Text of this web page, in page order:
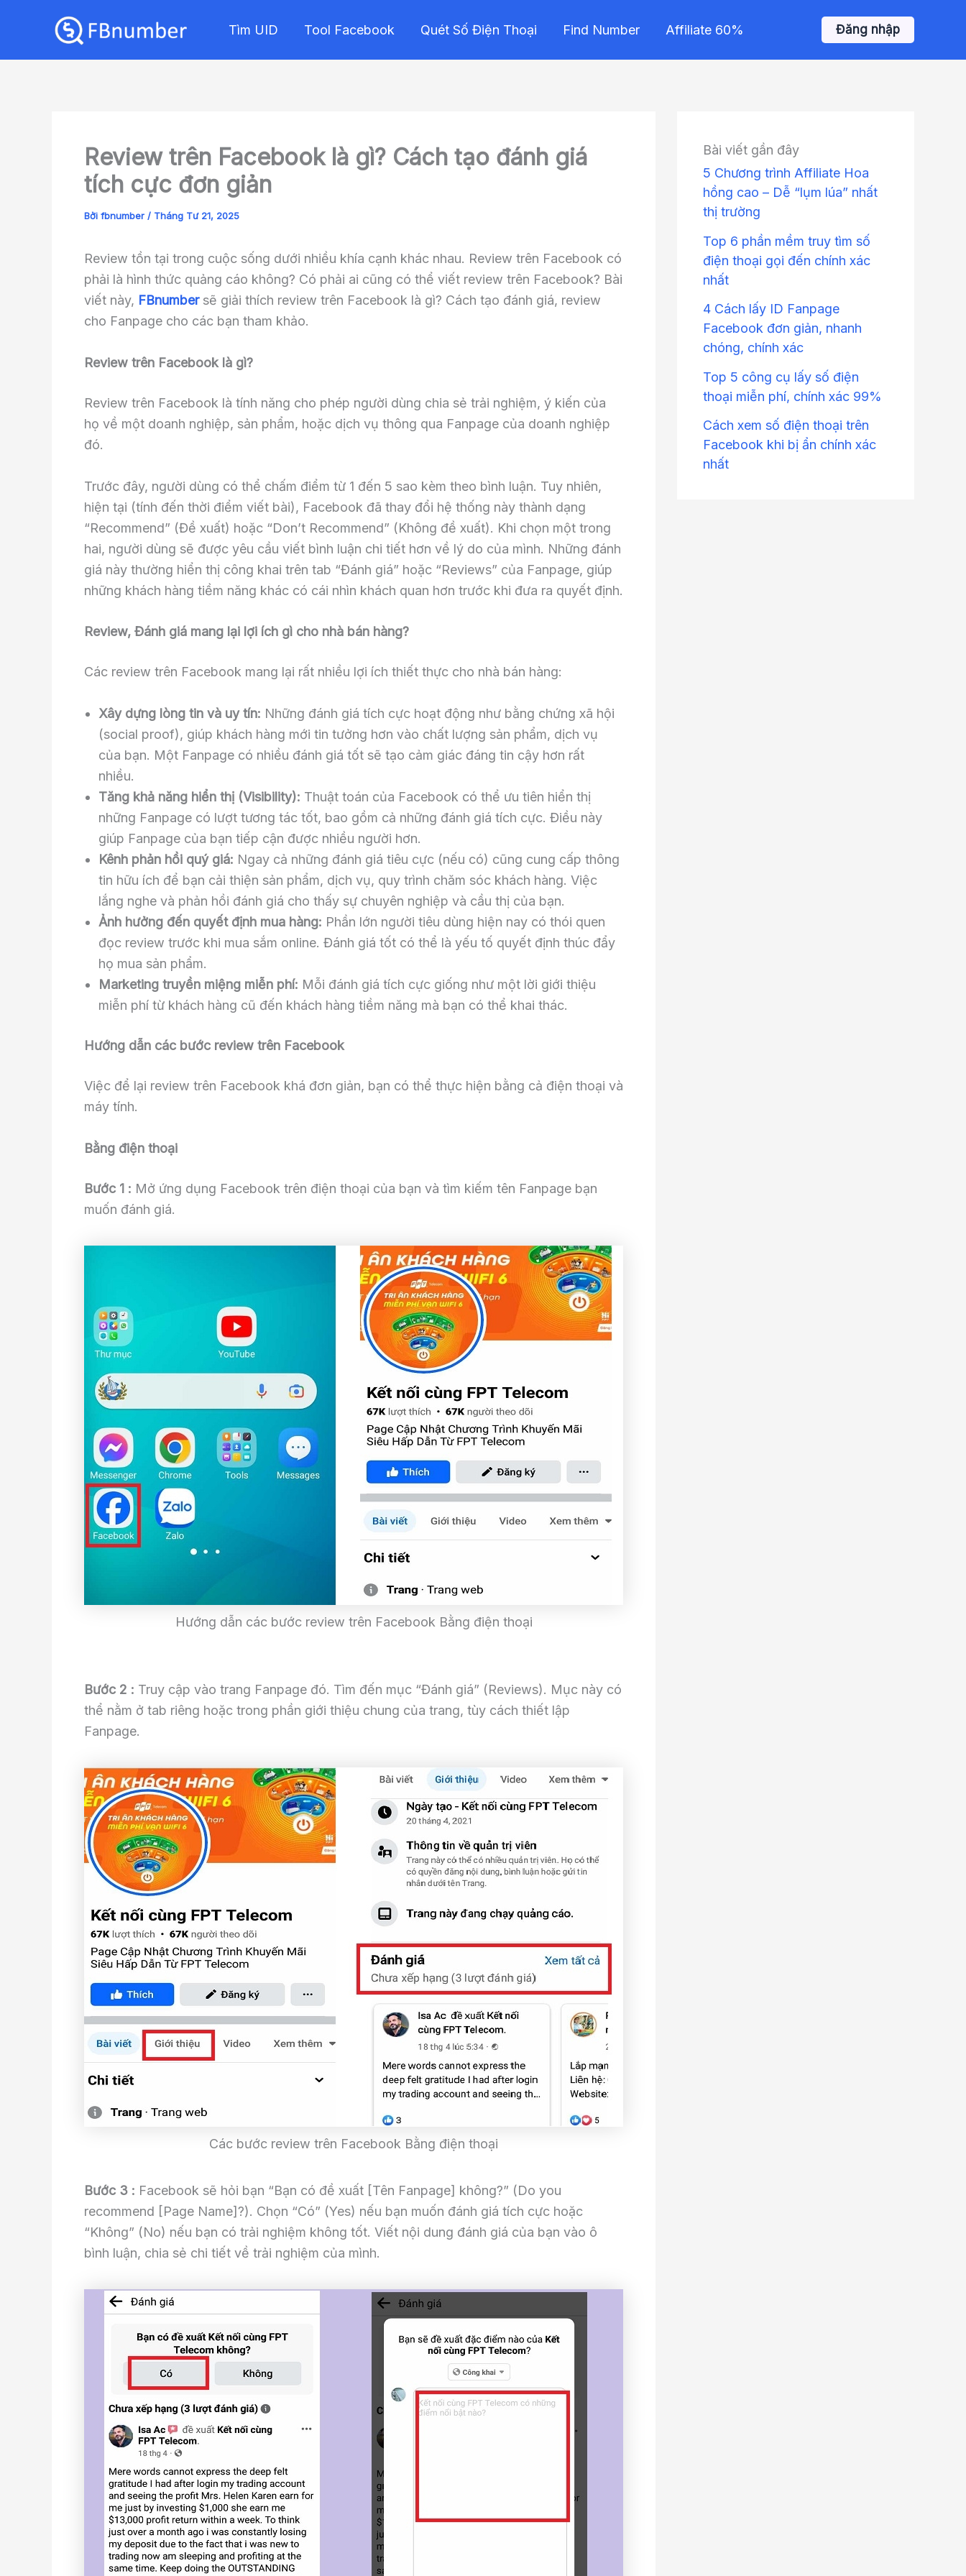
Tìm UID Tool Facebook Quét Số Điện Thoại Find Number Affiliate 60% Đăng nhập
Review trên Facebook là gì? Cách tạo đánh giá
tích cực đơn giản
Bởi fbnumber / Tháng Tư 21, 2025
Review tồn tại trong cuộc sống dưới nhiều khía cạnh khác nhau. Review trên Facebook có
phải là hình thức quảng cáo không? Có phải ai cũng có thể viết review trên Facebook? Bài
viết này, FBnumber sẽ giải thích review trên Facebook là gì? Cách tạo đánh giá, review
cho Fanpage cho các bạn tham khảo.
Review trên Facebook là gì?
Review trên Facebook là tính năng cho phép người dùng chia sẻ trải nghiệm, ý kiến của
họ về một doanh nghiệp, sản phẩm, hoặc dịch vụ thông qua Fanpage của doanh nghiệp
đó.
Trước đây, người dùng có thể chấm điểm từ 1 đến 5 sao kèm theo bình luận. Tuy nhiên,
hiện tại (tính đến thời điểm viết bài), Facebook đã thay đổi hệ thống này thành dạng
“Recommend” (Đề xuất) hoặc “Don’t Recommend” (Không đề xuất). Khi chọn một trong
hai, người dùng sẽ được yêu cầu viết bình luận chi tiết hơn về lý do của mình. Những đánh
giá này thường hiển thị công khai trên tab “Đánh giá” hoặc “Reviews” của Fanpage, giúp
những khách hàng tiềm năng khác có cái nhìn khách quan hơn trước khi đưa ra quyết định.
Review, Đánh giá mang lại lợi ích gì cho nhà bán hàng?
Các review trên Facebook mang lại rất nhiều lợi ích thiết thực cho nhà bán hàng:
Xây dựng lòng tin và uy tín: Những đánh giá tích cực hoạt động như bằng chứng xã hội
(social proof), giúp khách hàng mới tin tưởng hơn vào chất lượng sản phẩm, dịch vụ
của bạn. Một Fanpage có nhiều đánh giá tốt sẽ tạo cảm giác đáng tin cậy hơn rất
nhiều.
Tăng khả năng hiển thị (Visibility): Thuật toán của Facebook có thể ưu tiên hiển thị
những Fanpage có lượt tương tác tốt, bao gồm cả những đánh giá tích cực. Điều này
giúp Fanpage của bạn tiếp cận được nhiều người hơn.
Kênh phản hồi quý giá: Ngay cả những đánh giá tiêu cực (nếu có) cũng cung cấp thông
tin hữu ích để bạn cải thiện sản phẩm, dịch vụ, quy trình chăm sóc khách hàng. Việc
lắng nghe và phản hồi đánh giá cho thấy sự chuyên nghiệp và cầu thị của bạn.
Ảnh hưởng đến quyết định mua hàng: Phần lớn người tiêu dùng hiện nay có thói quen
đọc review trước khi mua sắm online. Đánh giá tốt có thể là yếu tố quyết định thúc đẩy
họ mua sản phẩm.
Marketing truyền miệng miễn phí: Mỗi đánh giá tích cực giống như một lời giới thiệu
miễn phí từ khách hàng cũ đến khách hàng tiềm năng mà bạn có thể khai thác.
Hướng dẫn các bước review trên Facebook
Việc để lại review trên Facebook khá đơn giản, bạn có thể thực hiện bằng cả điện thoại và
máy tính.
Bằng điện thoại
Bước 1 : Mở ứng dụng Facebook trên điện thoại của bạn và tìm kiếm tên Fanpage bạn
muốn đánh giá.
Hướng dẫn các bước review trên Facebook Bằng điện thoại
Bước 2 : Truy cập vào trang Fanpage đó. Tìm đến mục “Đánh giá” (Reviews). Mục này có
thể nằm ở tab riêng hoặc trong phần giới thiệu chung của trang, tùy cách thiết lập
Fanpage.
Các bước review trên Facebook Bằng điện thoại
Bước 3 : Facebook sẽ hỏi bạn “Bạn có đề xuất [Tên Fanpage] không?” (Do you
recommend [Page Name]?). Chọn “Có” (Yes) nếu bạn muốn đánh giá tích cực hoặc
“Không” (No) nếu bạn có trải nghiệm không tốt. Viết nội dung đánh giá của bạn vào ô
bình luận, chia sẻ chi tiết về trải nghiệm của mình.
Bài viết gần đây
5 Chương trình Affiliate Hoa
hồng cao – Dễ “lụm lúa” nhất
thị trường
Top 6 phần mềm truy tìm số
điện thoại gọi đến chính xác
nhất
4 Cách lấy ID Fanpage
Facebook đơn giản, nhanh
chóng, chính xác
Top 5 công cụ lấy số điện
thoại miễn phí, chính xác 99%
Cách xem số điện thoại trên
Facebook khi bị ẩn chính xác
nhất